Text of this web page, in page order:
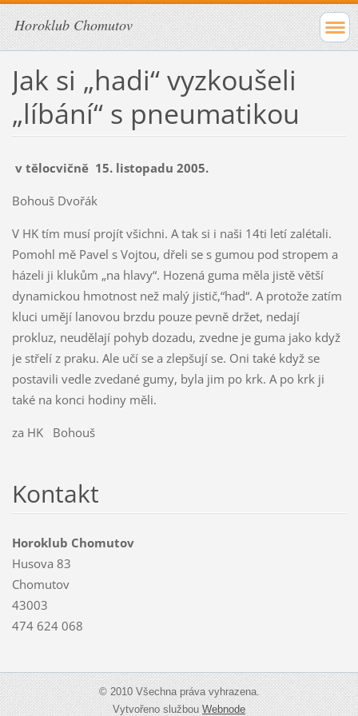
Horoklub Chomutov
Jak si „hadi“ vyzkoušeli
„líbání“ s pneumatikou
v tělocvičně 15. listopadu 2005.
Bohouš Dvořák
V HK tím musí projít všichni. A tak si i naši 14ti letí zalétali.
Pomohl mě Pavel s Vojtou, dřeli se s gumou pod stropem a
házeli ji klukům „na hlavy“. Hozená guma měla jistě větší
dynamickou hmotnost než malý jistič,“had“. A protože zatím
kluci umějí lanovou brzdu pouze pevně držet, nedají
prokluz, neudělají pohyb dozadu, zvedne je guma jako když
je střelí z praku. Ale učí se a zlepšují se. Oni také když se
postavili vedle zvedané gumy, byla jim po krk. A po krk ji
také na konci hodiny měli.
za HK Bohouš
Kontakt
Horoklub Chomutov
Husova 83
Chomutov
43003
474 624 068
© 2010 Všechna práva vyhrazena.
Vytvořeno službouWebnode